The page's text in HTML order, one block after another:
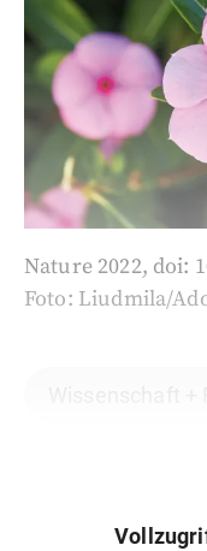
Nature 2022, doi:
Foto: Liudmila/